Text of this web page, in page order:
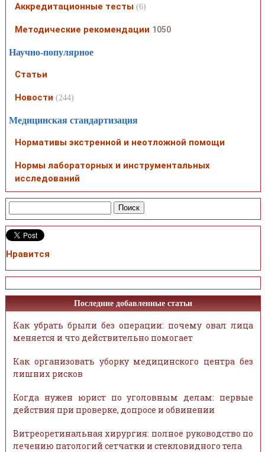
Аккредитационные тесты (6)
Методические рекомендации 1050
Научно-популярное
Статьи
Новости (244)
Медицинская стандартизация
Нормативы экстренной и неотложной помощи
Нормы лабораторных и инструментальных
исследований
Нравится
Последние добавленные статьи
Как убрать брыли без операции: почему овал лица
меняется и что действительно помогает
Как организовать уборку медицинского центра без
лишних рисков
Когда нужен юрист по уголовным делам: первые
действия при проверке, допросе и обвинении
Витреоретинальная хирургия: полное руководство по
лечению патологий сетчатки и стекловидного тела